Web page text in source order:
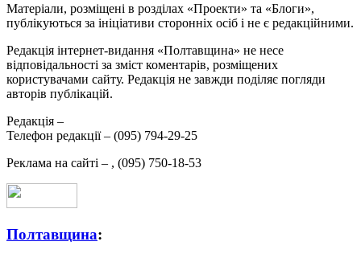
Матеріали, розміщені в розділах «Проекти» та «Блоги»,
публікуються за ініціативи сторонніх осіб і не є редакційними.
Редакція інтернет-видання «Полтавщина» не несе
відповідальності за зміст коментарів, розміщених
користувачами сайту. Редакція не завжди поділяє погляди
авторів публікацій.
Редакція –
Телефон редакції – (095) 794-29-25
Реклама на сайті – , (095) 750-18-53
Полтавщина: